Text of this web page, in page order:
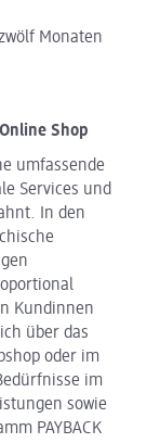
Monaten
Shop
umfassende
Services und
In den
Kundinnen
über das
oder im
im
sowie
PAYBACK